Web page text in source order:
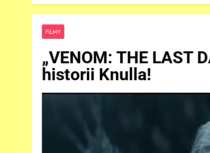
FILMY
„VENOM: THE LAST
historii Knulla!